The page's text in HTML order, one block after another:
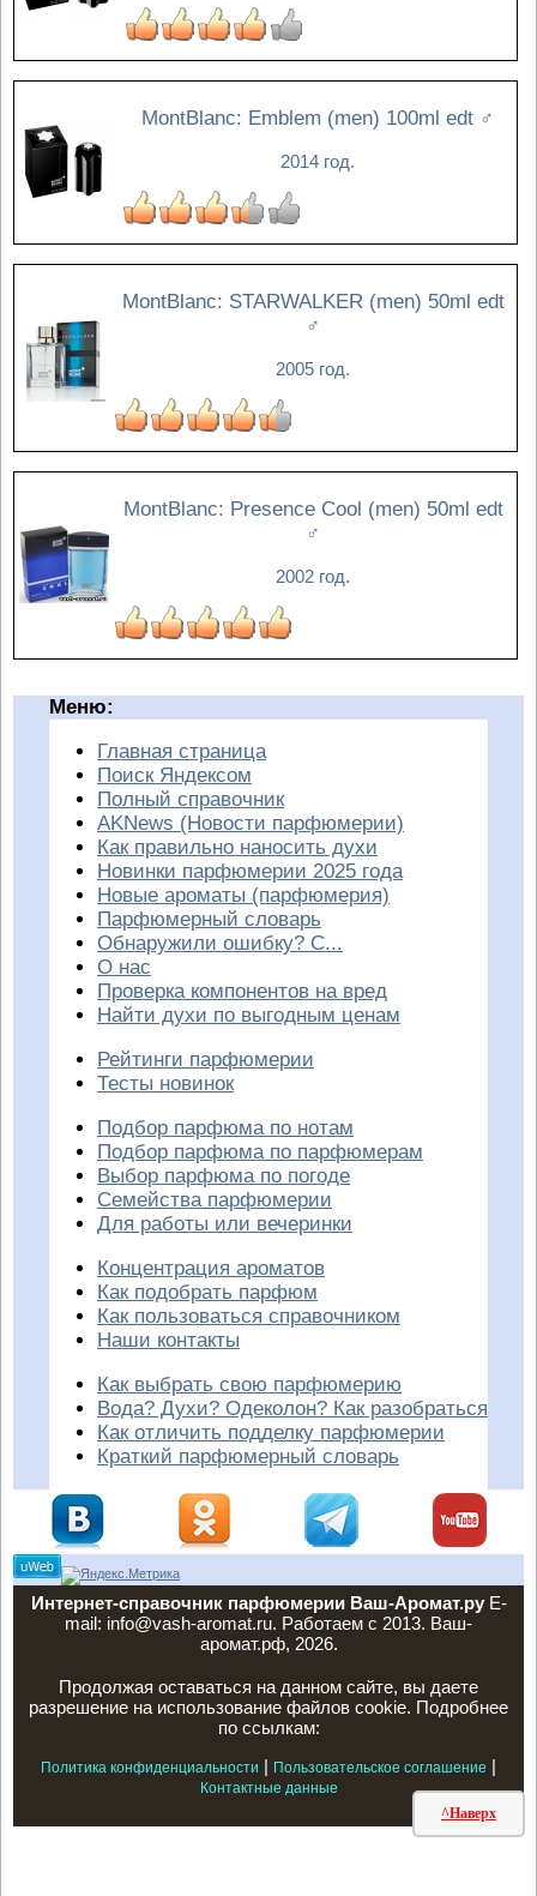
MontBlanc: Emblem (men) 100ml edt ♂
2014 год.
MontBlanc: STARWALKER (men) 50ml edt
♂
2005 год.
MontBlanc: Presence Cool (men) 50ml edt
♂
2002 год.
^Наверх
Меню:
Главная страница
Поиск Яндексом
Полный справочник
AKNews (Новости парфюмерии)
Как правильно наносить духи
Новинки парфюмерии 2025 года
Новые ароматы (парфюмерия)
Парфюмерный словарь
Обнаружили ошибку? С...
О нас
Проверка компонентов на вред
Найти духи по выгодным ценам
Рейтинги парфюмерии
Тесты новинок
Подбор парфюма по нотам
Подбор парфюма по парфюмерам
Выбор парфюма по погоде
Семейства парфюмерии
Для работы или вечеринки
Концентрация ароматов
Как подобрать парфюм
Как пользоваться справочником
Наши контакты
Как выбрать свою парфюмерию
Вода? Духи? Одеколон? Как разобраться
Как отличить подделку парфюмерии
Краткий парфюмерный словарь
Интернет-справочник парфюмерии Ваш-Аромат.руE-
mail: info@vash-aromat.ru. Работаем с 2013. Ваш-
аромат.рф, 2026.
Продолжая оставаться на данном сайте, вы даете
разрешение на использование файлов cookie. Подробнее
по ссылкам:
Политика конфиденциальности Пользовательское соглашение
Контактные данные